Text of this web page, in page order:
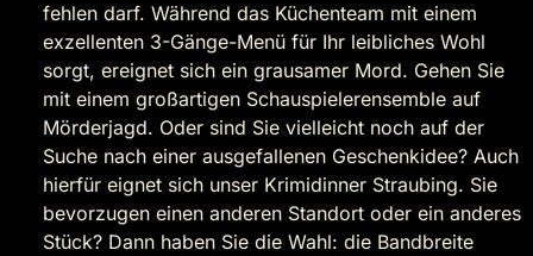
fehlen darf. Während das Küchenteam mit einem
exzellenten 3-Gänge-Menü für Ihr leibliches Wohl
sorgt, ereignet sich ein grausamer Mord. Gehen Sie
mit einem großartigen Schauspielerensemble auf
Mörderjagd. Oder sind Sie vielleicht noch auf der
Suche nach einer ausgefallenen Geschenkidee? Auch
hierfür eignet sich unser Krimidinner Straubing. Sie
bevorzugen einen anderen Standort oder ein anderes
Stück? Dann haben Sie die Wahl: die Bandbreite